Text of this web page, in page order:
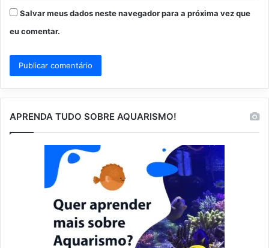
Salvar meus dados neste navegador para a próxima vez que
eu comentar.
APRENDA TUDO SOBRE AQUARISMO!